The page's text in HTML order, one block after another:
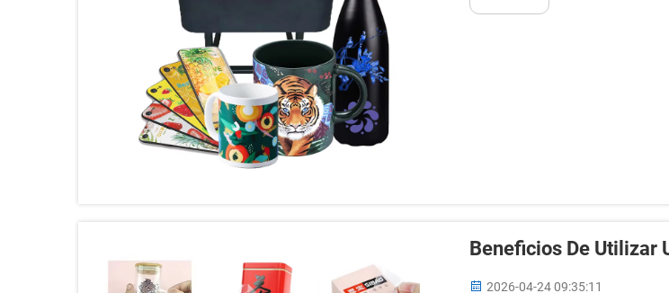
Beneficios De Utilizar
2026-04-24 09:35:11